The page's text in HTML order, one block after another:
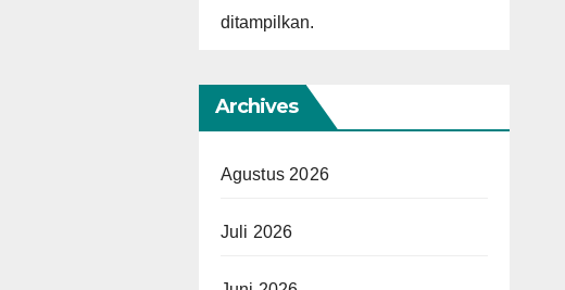
ditampilkan.
Archives
Agustus 2026
Juli 2026